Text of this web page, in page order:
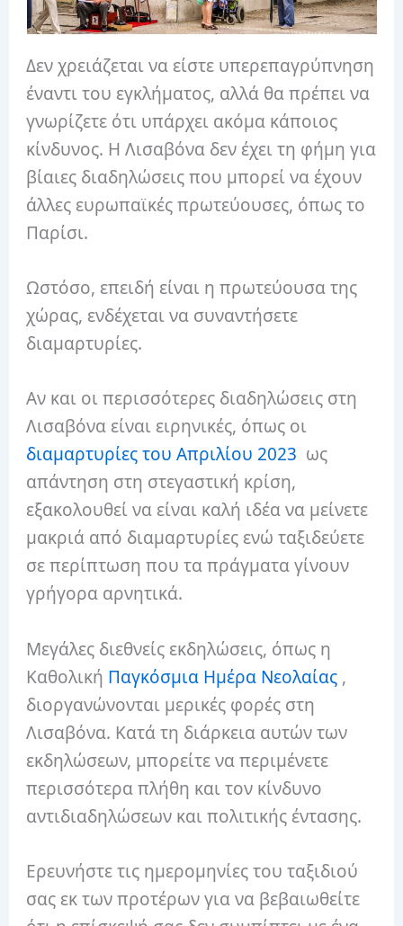
Δεν χρειάζεται να είστε υπερεπαγρύπνηση
έναντι του εγκλήματος, αλλά θα πρέπει να
γνωρίζετε ότι υπάρχει ακόμα κάποιος
κίνδυνος. Η Λισαβόνα δεν έχει τη φήμη για
βίαιες διαδηλώσεις που μπορεί να έχουν
άλλες ευρωπαϊκές πρωτεύουσες, όπως το
Παρίσι.
Ωστόσο, επειδή είναι η πρωτεύουσα της
χώρας, ενδέχεται να συναντήσετε
διαμαρτυρίες.
Αν και οι περισσότερες διαδηλώσεις στη
Λισαβόνα είναι ειρηνικές, όπως οι
διαμαρτυρίες του Απριλίου 2023 ως
απάντηση στη στεγαστική κρίση,
εξακολουθεί να είναι καλή ιδέα να μείνετε
μακριά από διαμαρτυρίες ενώ ταξιδεύετε
σε περίπτωση που τα πράγματα γίνουν
γρήγορα αρνητικά.
Μεγάλες διεθνείς εκδηλώσεις, όπως η
Καθολική Παγκόσμια Ημέρα Νεολαίας ,
διοργανώνονται μερικές φορές στη
Λισαβόνα. Κατά τη διάρκεια αυτών των
εκδηλώσεων, μπορείτε να περιμένετε
περισσότερα πλήθη και τον κίνδυνο
αντιδιαδηλώσεων και πολιτικής έντασης.
Ερευνήστε τις ημερομηνίες του ταξιδιού
σας εκ των προτέρων για να βεβαιωθείτε